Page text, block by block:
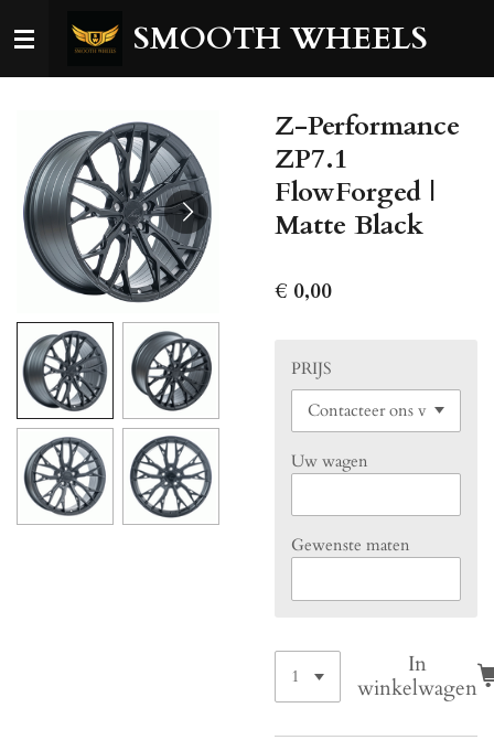
direct
SMOOTH WHEELS
Z-Performance
ZP7.1
FlowForged |
Matte Black
€ 0,00
PRIJS
Uw wagen
Gewenste maten
In
winkelwagen